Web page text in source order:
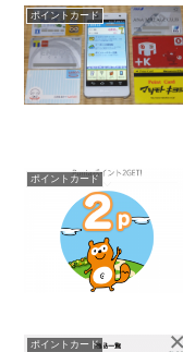
ポイントカード
ポイントカード
ポイントカード